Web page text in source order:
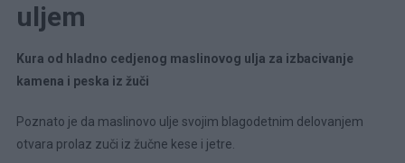
uljem
Kura od hladno cedjenog maslinovog ulja za izbacivanje
kamena i peska iz žuči
Poznato je da maslinovo ulje svojim blagodetnim delovanjem
otvara prolaz zuči iz žučne kese i jetre.